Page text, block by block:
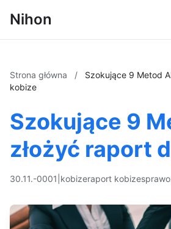
Nihon
Strona główna /
Szokujące 9 Metod
kobize
Szokujące 9
złożyć raport
30.11.-0001 kobizeraport kobize